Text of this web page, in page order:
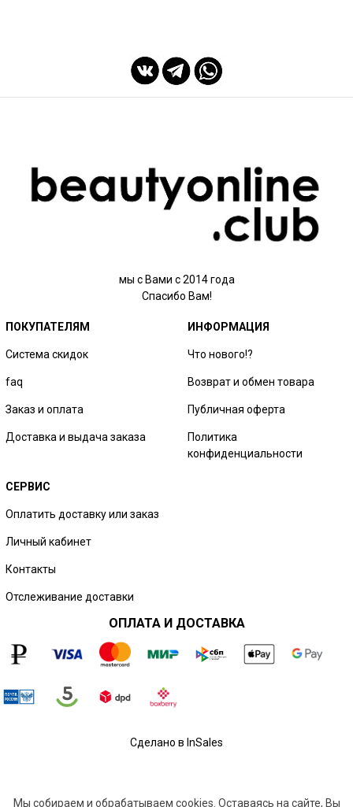
мы с Вами с 2014 года
Спасибо Вам!
ПОКУПАТЕЛЯМ
Система скидок
faq
Заказ и оплата
Доставка и выдача заказа
ИНФОРМАЦИЯ
Что нового!?
Возврат и обмен товара
Публичная оферта
Политика
конфиденциальности
СЕРВИС
Оплатить доставку или заказ
Личный кабинет
Контакты
Отслеживание доставки
ОПЛАТА И ДОСТАВКА
Сделано в InSales
Мы собираем и обрабатываем cookies. Оставаясь на сайте, Вы